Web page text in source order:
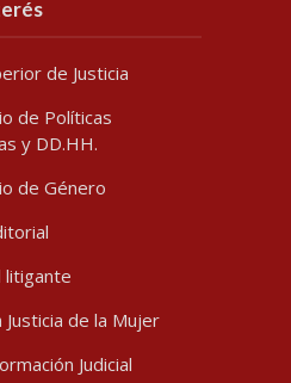
de Justicia
de Políticas
y DD.HH.
de Género
litigante
de la Mujer
Judicial